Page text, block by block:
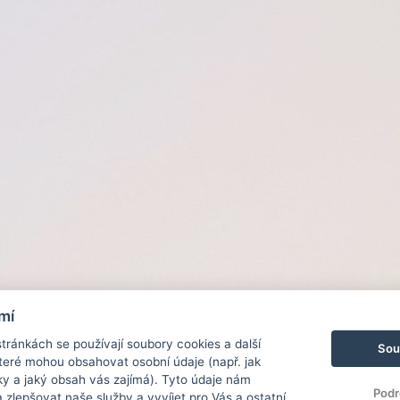
se používají soubory cookies a další
mohou obsahovat osobní údaje (např. jak
a jaký obsah vás zajímá). Tyto údaje nám